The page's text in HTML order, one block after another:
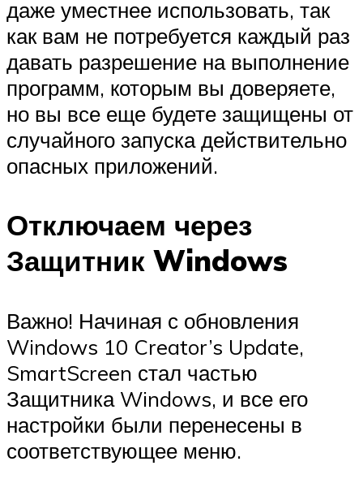
даже уместнее использовать, так
как вам не потребуется каждый раз
давать разрешение на выполнение
программ, которым вы доверяете,
но вы все еще будете защищены от
случайного запуска действительно
опасных приложений.
Отключаем через
Защитник Windows
Важно! Начиная с обновления
Windows 10 Creator’s Update,
SmartScreen стал частью
Защитника Windows, и все его
настройки были перенесены в
соответствующее меню.